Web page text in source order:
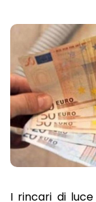
I rincari di